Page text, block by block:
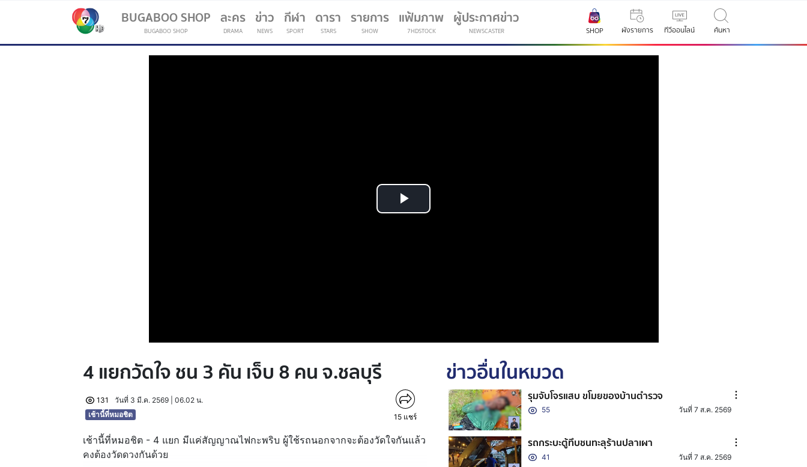
BUGABOO SHOP
BUGABOO SHOP
ละคร
DRAMA
ข่าว
NEWS
กีฬา
SPORT
(current)
ดารา
STARS
รายการ
SHOW
แฟ้มภาพ
7HDSTOCK
ผู้ประกาศข่าว
NEWSCASTER SHOP ผังรายการ ทีวีออนไลน์ ค้นหา
Play
4 แยกวัดใจ ชน 3 คัน เจ็บ 8 คน จ.ชลบุรี
131
วันที่ 3 มี.ค. 2569 | 06.02 น.
เช้านี้ที่หมอชิต
15 แชร์
เช้านี้ที่หมอชิต - 4 แยก มีแค่สัญญาณไฟกะพริบ ผู้ใช้รถนอกจากจะต้องวัดใจกันแล้ว
คงต้องวัดดวงกันด้วย
ข่าวอื่นในหมวด
รุมจับโจรแสบ ขโมยของบ้านตำรวจ
55 วันที่ 7 ส.ค. 2569
รถกระบะตู้ทึบชนทะลุร้านปลาเผา
41 วันที่ 7 ส.ค. 2569